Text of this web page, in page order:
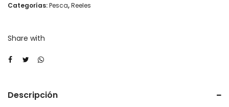
BG
cantidad
Categorías:Pesca,Reeles
Share with
Descripción